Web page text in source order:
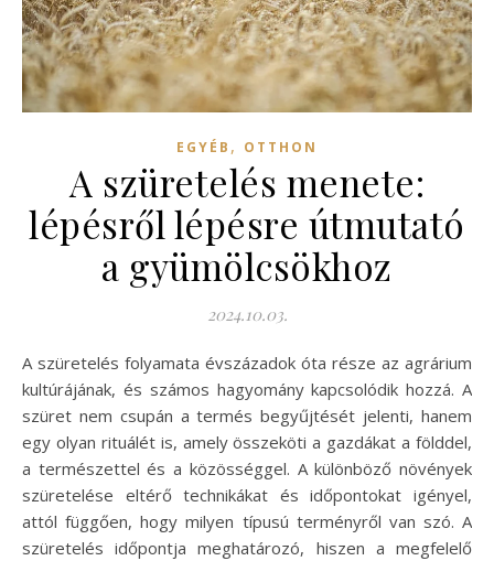
EGYÉB , OTTHON
A szüretelés menete:
lépésről lépésre útmutató
a gyümölcsökhoz
2024.10.03.
A szüretelés folyamata évszázadok óta része az agrárium
kultúrájának, és számos hagyomány kapcsolódik hozzá. A
szüret nem csupán a termés begyűjtését jelenti, hanem
egy olyan rituálét is, amely összeköti a gazdákat a földdel,
a természettel és a közösséggel. A különböző növények
szüretelése eltérő technikákat és időpontokat igényel,
attól függően, hogy milyen típusú terményről van szó. A
szüretelés időpontja meghatározó, hiszen a megfelelő